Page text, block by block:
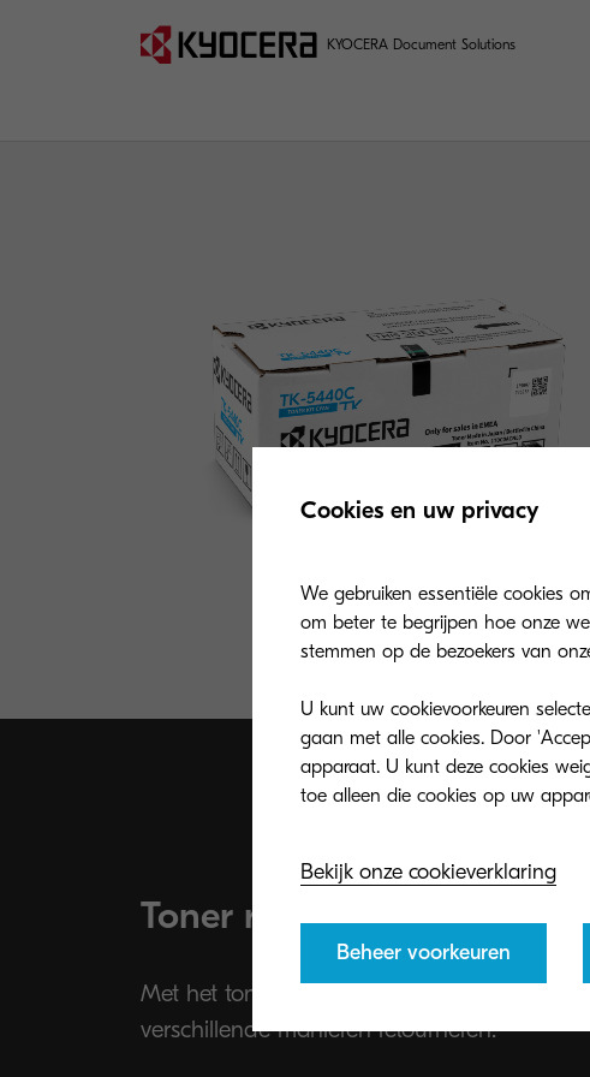
KYOCERA Document Solutions
Toner recycling
Met het tonerrecyclageprogramma van
verschillende manieren retourneren.
Cookies en uw privacy
We gebruiken essentiële cookies
om beter te begrijpen hoe onze
stemmen op de bezoekers van
U kunt uw cookievoorkeuren
gaan met alle cookies. Door
apparaat. U kunt deze cookies
Bekijk onze cookieverklaring
Beheer voorkeuren